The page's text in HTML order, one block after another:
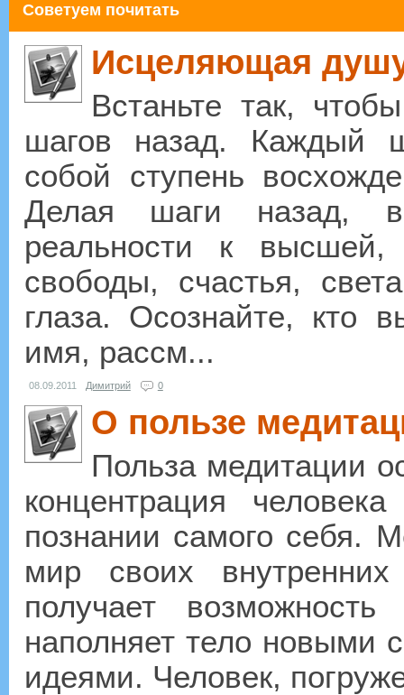
Советуем почитать
Исцеляющая
Встаньте так,
шагов назад. Каждый
собой ступень
Делая шаги назад,
реальности к
свободы, счастья,
глаза. Осознайте, кто
имя, рассм...
08.09.2011 Димитрий 0
О пользе
Польза медитации
концентрация
познании самого себя.
мир своих
получает
наполняет тело новыми
идеями. Человек,